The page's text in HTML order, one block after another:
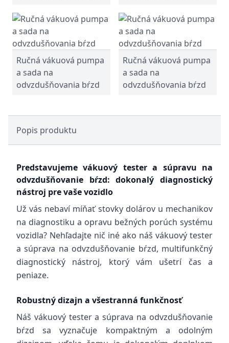
Ručná vákuová pumpa
a sada na
odvzdušňovania bŕzd
Ručná vákuová pumpa
a sada na
odvzdušňovania bŕzd
Popis produktu
Predstavujeme vákuový tester a súpravu na
odvzdušňovanie bŕzd: dokonalý diagnostický
nástroj pre vaše vozidlo
Už vás nebaví míňať stovky dolárov u mechanikov
na diagnostiku a opravu bežných porúch systému
vozidla? Nehľadajte nič iné ako náš vákuový tester
a súprava na odvzdušňovanie bŕzd, multifunkčný
diagnostický nástroj, ktorý vám ušetrí čas a
peniaze.
Robustný dizajn a všestranná funkčnosť
Náš vákuový tester a súprava na odvzdušňovanie
bŕzd sa vyznačuje kompaktným a odolným